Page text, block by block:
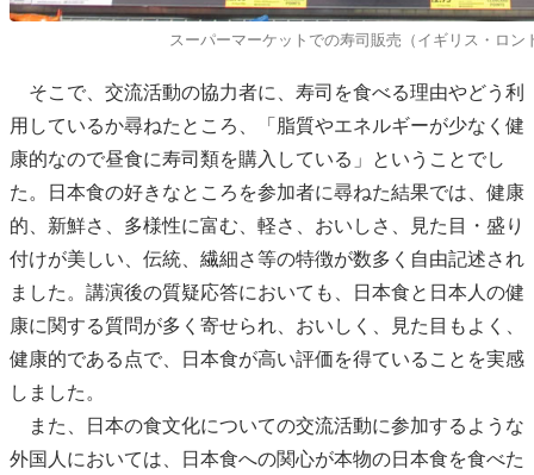
スーパーマーケットでの寿司販売（イギリス・ロン
そこで、交流活動の協力者に、寿司を食べる理由やどう利
用しているか尋ねたところ、「脂質やエネルギーが少なく健
康的なので昼食に寿司類を購入している」ということでし
た。日本食の好きなところを参加者に尋ねた結果では、健康
的、新鮮さ、多様性に富む、軽さ、おいしさ、見た目・盛り
付けが美しい、伝統、繊細さ等の特徴が数多く自由記述され
ました。講演後の質疑応答においても、日本食と日本人の健
康に関する質問が多く寄せられ、おいしく、見た目もよく、
健康的である点で、日本食が高い評価を得ていることを実感
しました。
また、日本の食文化についての交流活動に参加するような
外国人においては、日本食への関心が本物の日本食を食べた